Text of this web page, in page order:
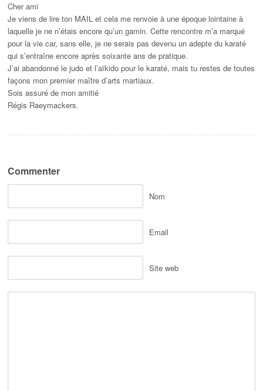
Cher ami
Je viens de lire ton MAIL et cela me renvoie à une époque lointaine à
laquelle je ne n’étais encore qu’un gamin. Cette rencontre m’a marqué
pour la vie car, sans elle, je ne serais pas devenu un adepte du karaté
qui s’entraîne encore après soixante ans de pratique.
J’ai abandonné le judo et l’aïkido pour le karaté, mais tu restes de toutes
façons mon premier maître d’arts martiaux.
Sois assuré de mon amitié
Régis Raeymackers.
Commenter
Nom
Email
Site web